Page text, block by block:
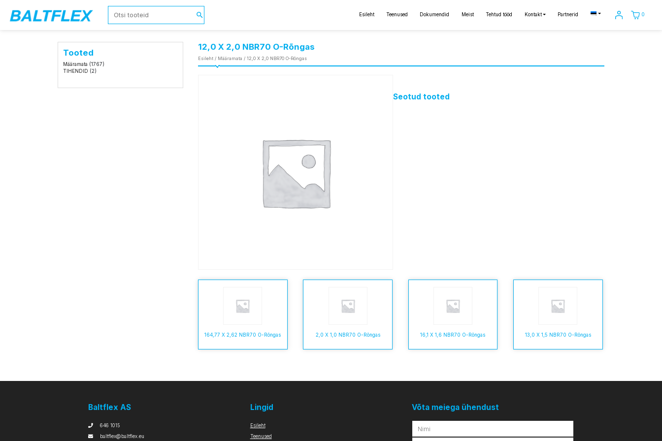
Esileht Teenused Dokumendid Meist Tehtud tööd Kontakt Partnerid 0
Tooted
Määramata (1767)
TIHENDID (2)
12,0 X 2,0 NBR70 O-Rõngas
Esileht / Määramata / 12,0 X 2,0 NBR70 O-Rõngas
Seotud tooted
164,77 X 2,62 NBR70 O-Rõngas 2,0 X 1,0 NBR70 O-Rõngas 16,1 X 1,6 NBR70 O-Rõngas 13,0 X 1,5 NBR70 O-Rõngas
Baltflex AS
646 1015
baltflex@baltflex.eu
Lingid
Esileht
Teenused
Võta meiega ühendust